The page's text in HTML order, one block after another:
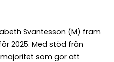
Svantesson (M) fram
2025. Med stöd från
som gör att